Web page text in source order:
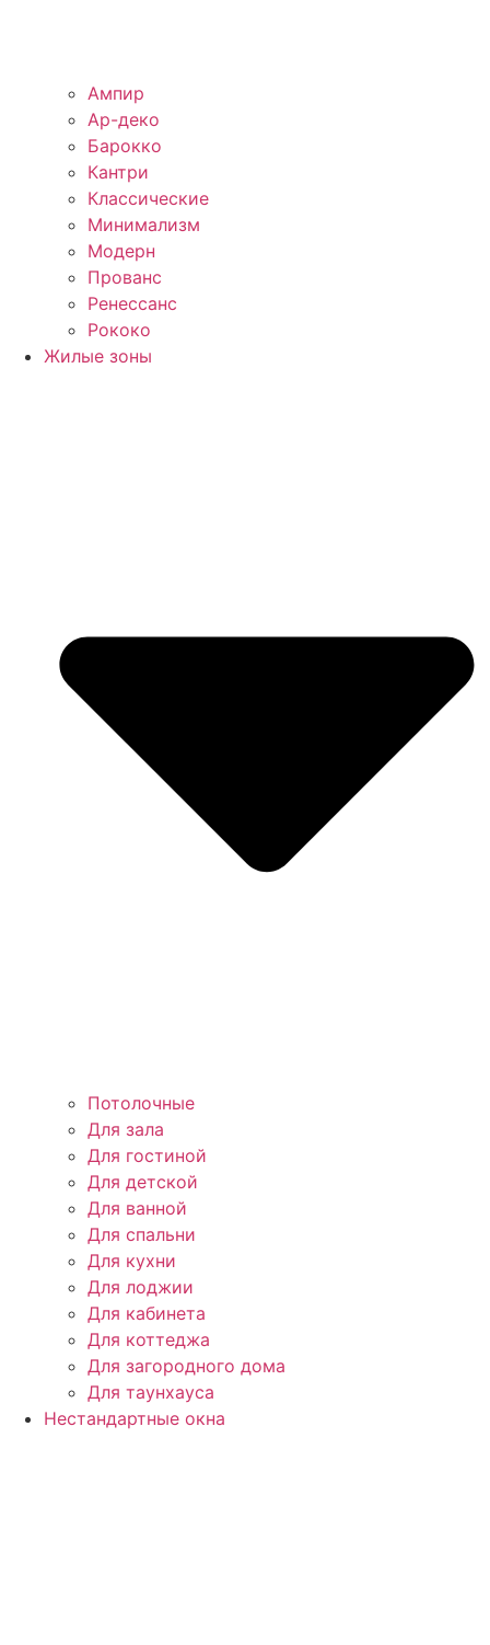
Ампир
Ар-деко
Барокко
Кантри
Классические
Минимализм
Модерн
Прованс
Ренессанс
Рококо
Жилые зоны
Потолочные
Для зала
Для гостиной
Для детской
Для ванной
Для спальни
Для кухни
Для лоджии
Для кабинета
Для коттеджа
Для загородного дома
Для таунхауса
Нестандартные окна